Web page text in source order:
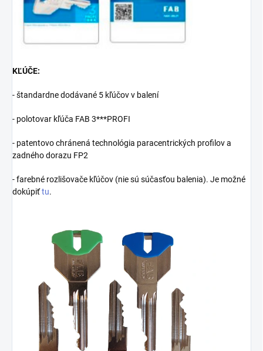
KĽÚČE:
- štandardne dodávané 5 kľúčov v balení
- polotovar kľúča FAB 3***PROFI
- patentovo chránená technológia paracentrických profilov a
zadného dorazu FP2
- farebné rozlišovače kľúčov (nie sú súčasťou balenia). Je možné
dokúpiťtu.